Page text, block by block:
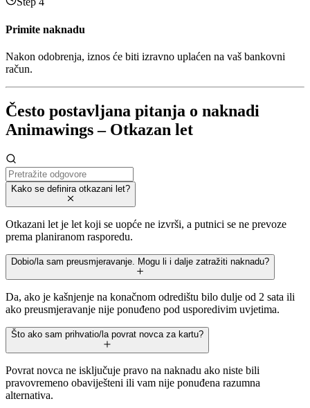
Primite naknadu
Nakon odobrenja, iznos će biti izravno uplaćen na vaš bankovni
račun.
Često postavljana pitanja o naknadi
Animawings – Otkazan let
Kako se definira otkazani let?
Otkazani let je let koji se uopće ne izvrši, a putnici se ne prevoze
prema planiranom rasporedu.
Dobio/la sam preusmjeravanje. Mogu li i dalje zatražiti naknadu?
Da, ako je kašnjenje na konačnom odredištu bilo dulje od 2 sata ili
ako preusmjeravanje nije ponuđeno pod usporedivim uvjetima.
Što ako sam prihvatio/la povrat novca za kartu?
Povrat novca ne isključuje pravo na naknadu ako niste bili
pravovremeno obaviješteni ili vam nije ponuđena razumna
alternativa.